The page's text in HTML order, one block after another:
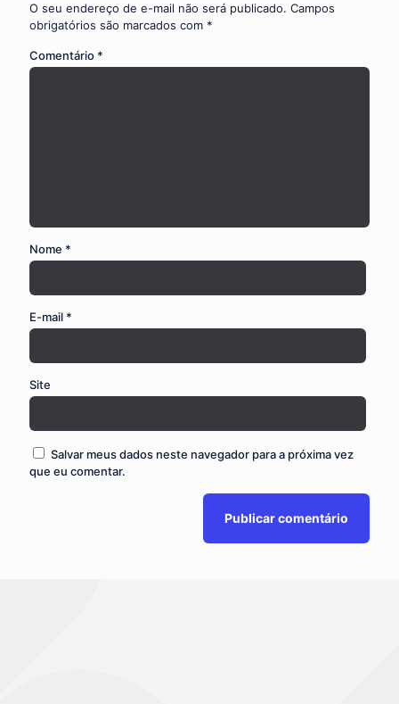
O seu endereço de e-mail não será publicado. Campos
obrigatórios são marcados com *
Comentário *
Nome *
E-mail *
Site
Salvar meus dados neste navegador para a próxima vez
que eu comentar.